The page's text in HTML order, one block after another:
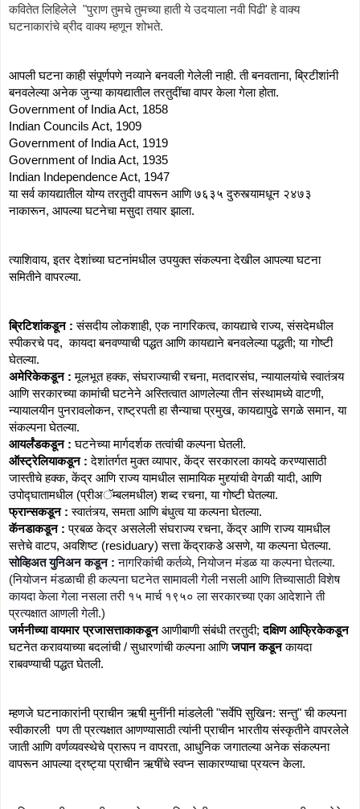
कवितेत लिहिलेले  "पुराण तुमचे तुमच्या हाती ये उदयाला नवी पिढी' हे वाक्य
घटनाकारांचे ब्रीद वाक्य म्हणून शोभते.
आपली घटना काही संपूर्णपणे नव्याने बनवली गेलेली नाही. ती बनवताना, ब्रिटीशांनी
बनवलेल्या अनेक जुन्या कायद्यातील तरतुदींचा वापर केला गेला होता.
Government of India Act, 1858
Indian Councils Act, 1909
Government of India Act, 1919
Government of India Act, 1935
Indian Independence Act, 1947
या सर्व कायद्यातील योग्य तरतुदी वापरून आणि ७६३५ दुरुस्त्यामधून २४७३
नाकारून, आपल्या घटनेचा मसुदा तयार झाला.
त्याशिवाय, इतर देशांच्या घटनांमधील उपयुक्त संकल्पना देखील आपल्या घटना
समितीने वापरल्या.
ब्रिटिशांकडून : संसदीय लोकशाही, एक नागरिकत्व, कायद्याचे राज्य, संसदेमधील
स्पीकरचे पद,  कायदा बनवण्याची पद्धत आणि कायद्याने बनवलेल्या पद्धती; या गोष्टी
घेतल्या.
अमेरिकेकडून : मूलभूत हक्क, संघराज्याची रचना, मतदारसंघ, न्यायालयांचे स्वातंत्र्य
आणि सरकारच्या कामांची घटनेने अस्तित्वात आणलेल्या तीन संस्थामध्ये वाटणी,
न्यायालयीन पुनरावलोकन, राष्ट्रपती हा सैन्याचा प्रमुख, कायद्यापुढे सगळे समान, या
संकल्पना घेतल्या.
आयर्लंडकडून : घटनेच्या मार्गदर्शक तत्वांची कल्पना घेतली.
ऑस्ट्रेलियाकडून : देशांतर्गत मुक्त व्यापार, केंद्र सरकारला कायदे करण्यासाठी
जास्तीचे हक्क, केंद्र आणि राज्य यामधील सामायिक मुद्द्यांची वेगळी यादी, आणि
उपोद्घातामधील (प्रीअॅम्बलमधील) शब्द रचना, या गोष्टी घेतल्या.
फ्रान्सकडून : स्वातंत्र्य, समता आणि बंधुत्व या कल्पना घेतल्या.
कॅनडाकडून : प्रबळ केद्र असलेली संघराज्य रचना, केंद्र आणि राज्य यामधील
सत्तेचे वाटप, अवशिष्ट (residuary) सत्ता केंद्राकडे असणे, या कल्पना घेतल्या.
सोव्हिअत युनिअन कडून : नागरिकांची कर्तव्ये, नियोजन मंडळ या कल्पना घेतल्या.
(नियोजन मंडळाची ही कल्पना घटनेत सामावली गेली नसली आणि तिच्यासाठी विशेष
कायदा केला गेला नसला तरी १५ मार्च १९५० ला सरकारच्या एका आदेशाने ती
प्रत्यक्षात आणली गेली.)
जर्मनीच्या वायमार प्रजासत्ताकाकडून आणीबाणी संबंधी तरतुदी;
दक्षिण आफ्रिकेकडून
घटनेत करावयाच्या बदलांची / सुधारणांची कल्पना आणि जपान कडून कायदा
राबवण्याची पद्धत घेतली.
म्हणजे घटनाकारांनी प्राचीन ऋषी मुनींनी मांडलेली "सर्वेपि सुखिन: सन्तु" ची कल्पना
स्वीकारली  पण ती प्रत्यक्षात आणण्यासाठी त्यांनी प्राचीन भारतीय संस्कृतीने वापरलेले
जाती आणि वर्णव्यवस्थेचे प्रारूप न वापरता, आधुनिक जगातल्या अनेक संकल्पना
वापरून आपल्या द्रष्ट्या प्राचीन ऋषींचे स्वप्न साकारण्याचा प्रयत्न केला.